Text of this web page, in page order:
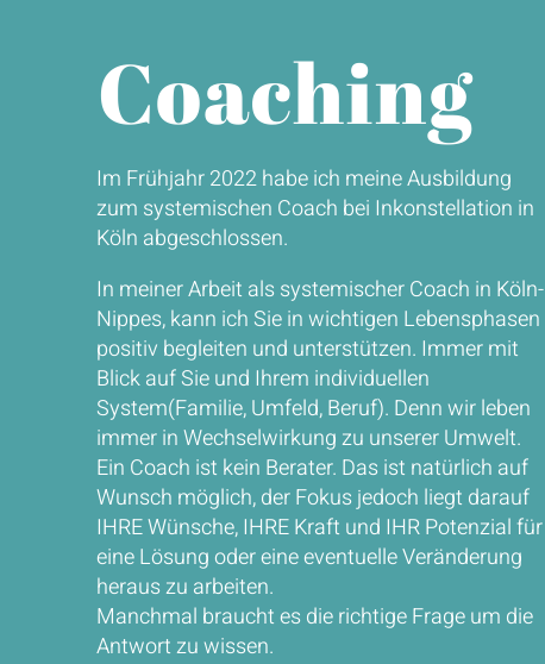
Coaching
Im Frühjahr 2022 habe ich meine Ausbildung
zum systemischen Coach bei Inkonstellation in
Köln abgeschlossen.
In meiner Arbeit als systemischer Coach in Köln-
Nippes, kann ich Sie in wichtigen Lebensphasen
positiv begleiten und unterstützen. Immer mit
Blick auf Sie und Ihrem individuellen
System(Familie, Umfeld, Beruf). Denn wir leben
immer in Wechselwirkung zu unserer Umwelt.
Ein Coach ist kein Berater. Das ist natürlich auf
Wunsch möglich, der Fokus jedoch liegt darauf
IHRE Wünsche, IHRE Kraft und IHR Potenzial für
eine Lösung oder eine eventuelle Veränderung
heraus zu arbeiten.
Manchmal braucht es die richtige Frage um die
Antwort zu wissen.